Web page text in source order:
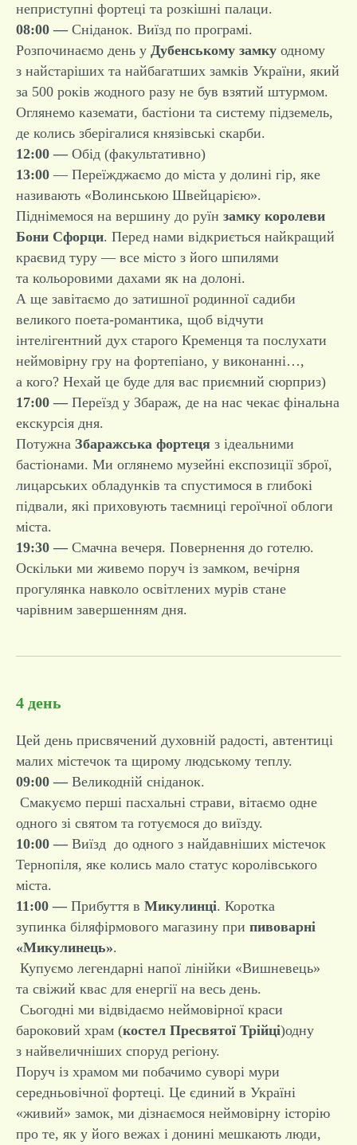
неприступні фортеці та розкішні палаци.
08:00 — Сніданок. Виїзд по програмі.
Розпочинаємо день у Дубенському замку одному
з найстаріших та найбагатших замків України, який
за 500 років жодного разу не був взятий штурмом.
Оглянемо каземати, бастіони та систему підземель,
де колись зберігалися князівські скарби.
12:00 — Обід (факультативно)
13:00 — Переїжджаємо до міста у долині гір, яке
називають «Волинською Швейцарією».
Піднімемося на вершину до руїн замку королеви
Бони Сфорци. Перед нами відкриється найкращий
краєвид туру — все місто з його шпилями
та кольоровими дахами як на долоні.
А ще завітаємо до затишної родинної садиби
великого поета-романтика, щоб відчути
інтелігентний дух старого Кременця та послухати
неймовірну гру на фортепіано, у виконанні…,
а кого? Нехай це буде для вас приємний сюрприз)
17:00 — Переїзд у Збараж, де на нас чекає фінальна
екскурсія дня.
Потужна Збаражська фортеця з ідеальними
бастіонами. Ми оглянемо музейні експозиції зброї,
лицарських обладунків та спустимося в глибокі
підвали, які приховують таємниці героїчної облоги
міста.
19:30 — Смачна вечеря. Повернення до готелю.
Оскільки ми живемо поруч із замком, вечірня
прогулянка навколо освітлених мурів стане
чарівним завершенням дня.
4 день
Цей день присвячений духовній радості, автентиці
малих містечок та щирому людському теплу.
09:00 — Великодній сніданок.
Смакуємо перші пасхальні страви, вітаємо одне
одного зі святом та готуємося до виїзду.
10:00 — Виїзд до одного з найдавніших містечок
Тернопіля, яке колись мало статус королівського
міста.
11:00 — Прибуття в Микулинці. Коротка
зупинка біляфірмового магазину при пивоварні
«Микулинець».
Купуємо легендарні напої лінійки «Вишневець»
та свіжий квас для енергії на весь день.
Сьогодні ми відвідаємо неймовірної краси
бароковий храм (костел Пресвятої Трійці)одну
з найвеличніших споруд регіону.
Поруч із храмом ми побачимо суворі мури
середньовічної фортеці. Це єдиний в Україні
«живий» замок, ми дізнаємося неймовірну історію
про те, як у його вежах і донині мешкають люди,